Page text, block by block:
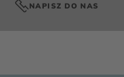
NAPISZ DO NAS